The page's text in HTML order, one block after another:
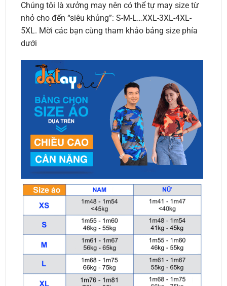
Chúng tôi là xưởng may nên có thể tự may size từ
nhỏ cho đến “siêu khủng”: S-M-L…XXL-3XL-4XL-
5XL. Mời các bạn cùng tham khảo bảng size phía
dưới